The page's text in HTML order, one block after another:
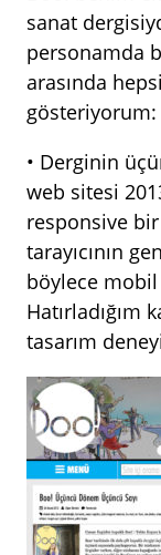
sanat
personamda
arasında
gösteriyorum:
• Derginin
web sitesi
responsive
tarayıcının
böylece
Hatırladığım
tasarım